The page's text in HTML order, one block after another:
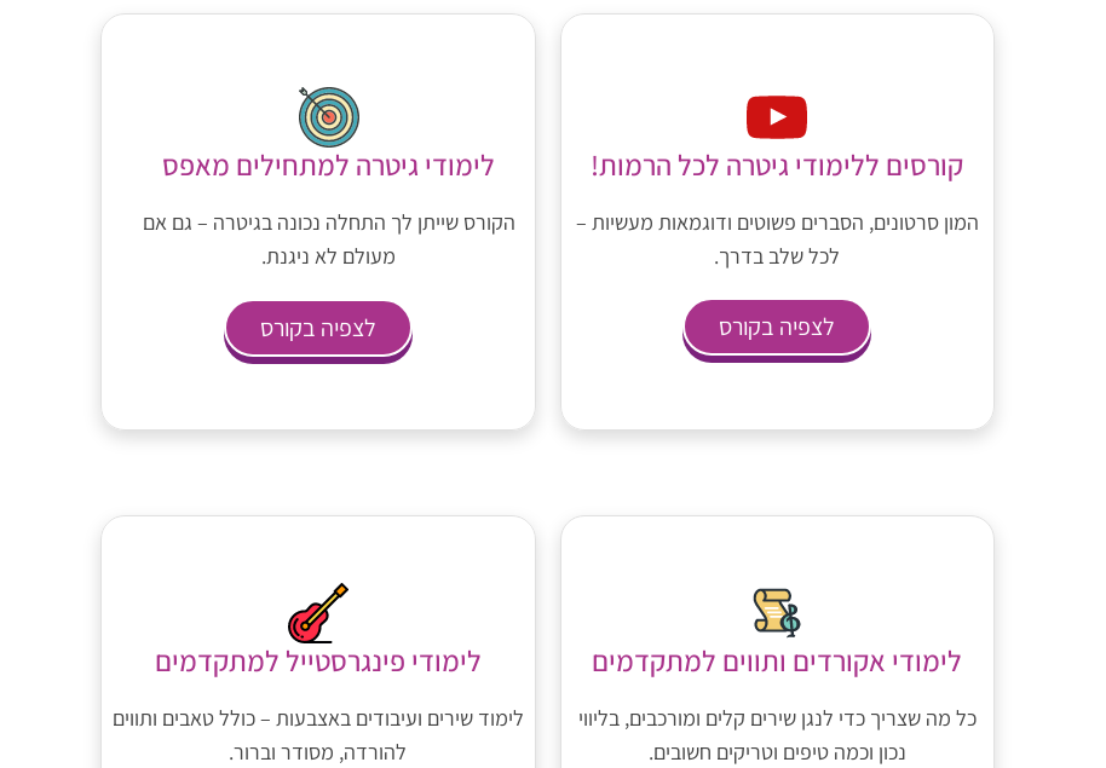
קורסים ללימודי גיטרה לכל הרמות!
המון סרטונים, הסברים פשוטים ודוגמאות מעשיות –
לכל שלב בדרך.
לצפיה בקורס
לימודי גיטרה למתחילים מאפס
הקורס שייתן לך התחלה נכונה בגיטרה – גם אם
מעולם לא ניגנת.
לצפיה בקורס
לימודי אקורדים ותווים למתקדמים
כל מה שצריך כדי לנגן שירים קלים ומורכבים, בליווי
נכון וכמה טיפים וטריקים חשובים.
לימודי פינגרסטייל למתקדמים
לימוד שירים ועיבודים באצבעות – כולל טאבים ותווים
להורדה, מסודר וברור.